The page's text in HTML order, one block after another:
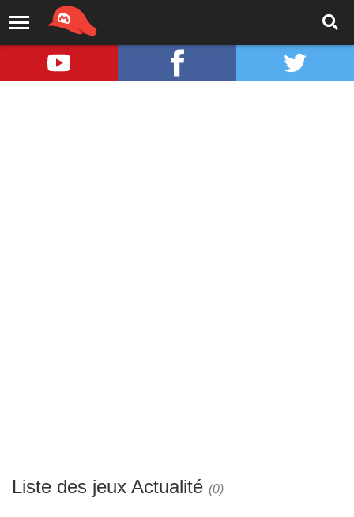
Liste des jeux Actualité (0)